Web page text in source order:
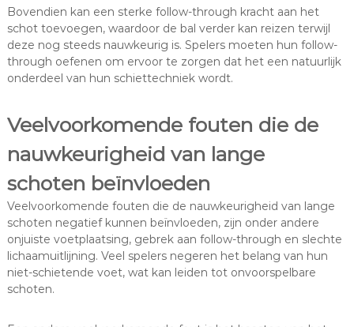
Bovendien kan een sterke follow-through kracht aan het
schot toevoegen, waardoor de bal verder kan reizen terwijl
deze nog steeds nauwkeurig is. Spelers moeten hun follow-
through oefenen om ervoor te zorgen dat het een natuurlijk
onderdeel van hun schiettechniek wordt.
Veelvoorkomende fouten die de
nauwkeurigheid van lange
schoten beïnvloeden
Veelvoorkomende fouten die de nauwkeurigheid van lange
schoten negatief kunnen beïnvloeden, zijn onder andere
onjuiste voetplaatsing, gebrek aan follow-through en slechte
lichaamuitlijning. Veel spelers negeren het belang van hun
niet-schietende voet, wat kan leiden tot onvoorspelbare
schoten.